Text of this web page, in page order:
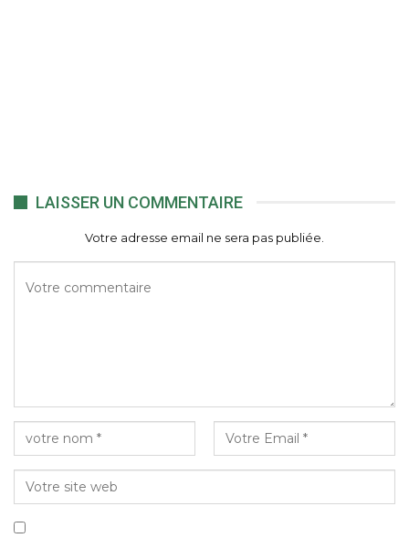
LAISSER UN COMMENTAIRE
Votre adresse email ne sera pas publiée.